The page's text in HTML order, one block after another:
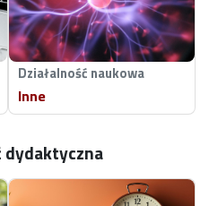
Działalność naukowa
Inne
dydaktyczna